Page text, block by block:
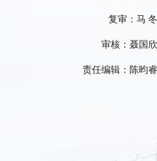
复审：马 冬
审核：聂国欣
责任编辑：陈昀睿